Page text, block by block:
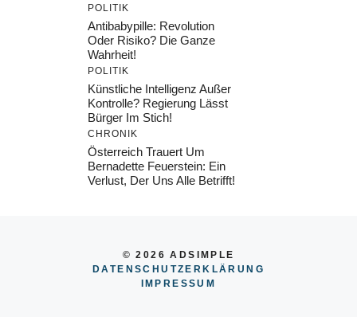
POLITIK
Antibabypille: Revolution
Oder Risiko? Die Ganze
Wahrheit!
POLITIK
Künstliche Intelligenz Außer
Kontrolle? Regierung Lässt
Bürger Im Stich!
CHRONIK
Österreich Trauert Um
Bernadette Feuerstein: Ein
Verlust, Der Uns Alle Betrifft!
© 2026 ADSIMPLE
DATENSCHUTZERKLÄRUNG
IMPRESSU M